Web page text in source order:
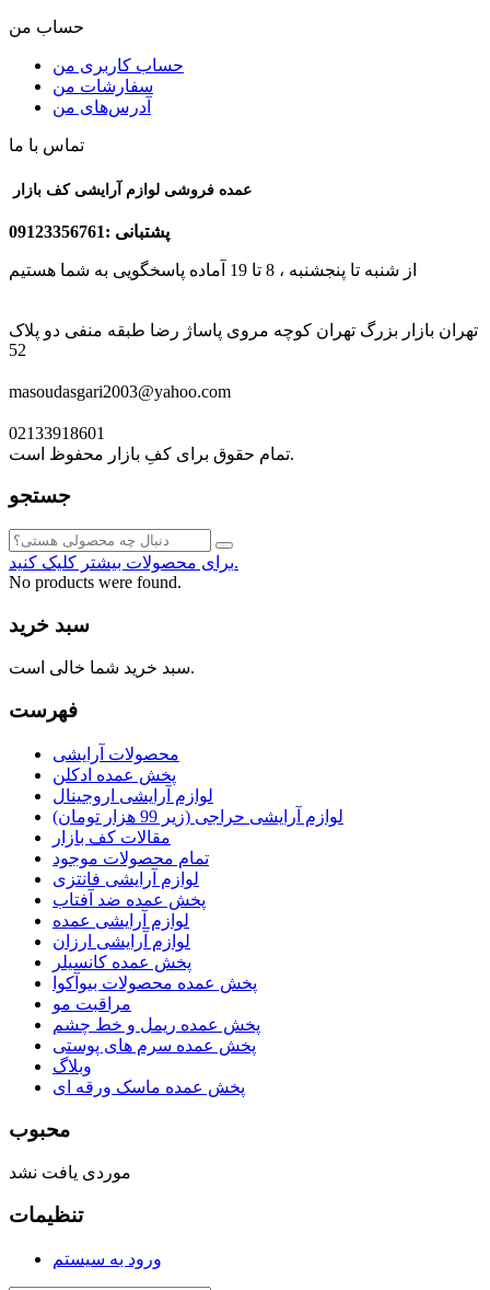
حساب من
حساب کاربری من
سفارشات من
آدرس‌های من
تماس با ما
پشتبانی :09123356761
از شنبه تا پنجشنبه ، 8 تا 19 آماده پاسخگویی به شما هستیم
تهران بازار بزرگ تهران کوچه مروی پاساژ رضا طبقه منفی دو پلاک
52
masoudasgari2003@yahoo.com
02133918601
تمام حقوق برای کفِ بازار محفوظ است.
جستجو
برای محصولات بیشتر کلیک کنید.
No products were found.
سبد خرید
سبد خرید شما خالی است.
فهرست
محصولات آرایشی
پخش عمده ادکلن
لوازم آرایشی اروجینال
لوازم آرایشی حراجی (زیر 99 هزار تومان)
مقالات کف بازار
تمام محصولات موجود
لوازم آرایشی فانتزی
پخش عمده ضد آفتاب
لوازم آرایشی عمده
لوازم آرایشی ارزان
پخش عمده کانسیلر
پخش عمده محصولات بیوآکوا
مراقبت مو
پخش عمده ریمل و خط چشم
پخش عمده سرم های پوستی
وبلاگ
پخش عمده ماسک ورقه ای
محبوب
موردی یافت نشد
تنظیمات
ورود به سیستم